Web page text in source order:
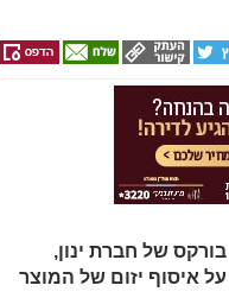
של חברת ינון,
איסוף יזום של המוצר